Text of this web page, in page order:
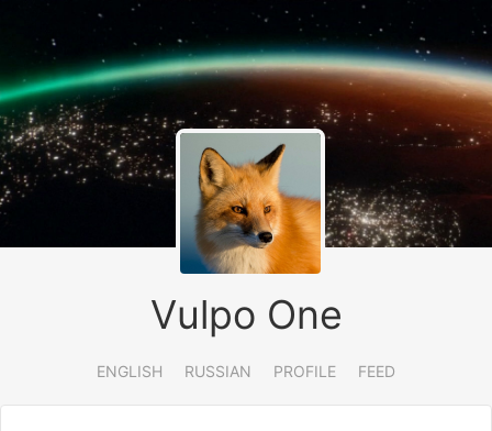
Vulpo One
ENGLISH RUSSIAN PROFILE FEED